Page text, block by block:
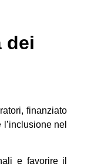
dei
finanziato
nel
e favorire il